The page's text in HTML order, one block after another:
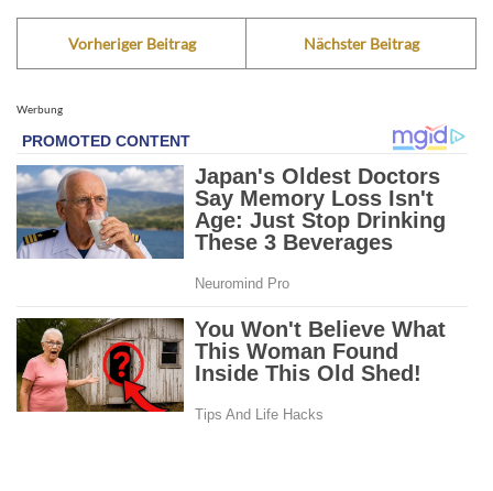
Vorheriger Beitrag Nächster Beitrag
Werbung